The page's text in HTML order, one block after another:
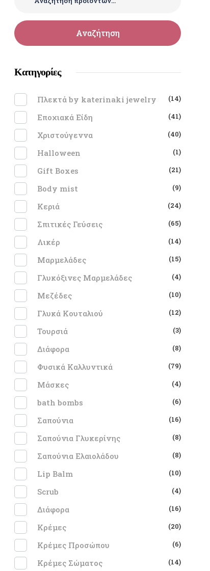
Αναζήτηση
Κατηγορίες
Πλεκτά by katerinaki jewelry (14)
Εποχιακά Είδη (41)
Χριστούγεννα (40)
Halloween (1)
Gift Boxes (21)
Body mist (9)
Κεριά (24)
Σπιτικές Γεύσεις (65)
Λικέρ (14)
Μαρμελάδες (15)
Γλυκόξινες Μαρμελάδες (4)
Μεζέδες (10)
Γλυκά Κουταλιού (12)
Τουρσιά (3)
Διάφορα (8)
Φυσικά Καλλυντικά (79)
Μάσκες (4)
bath bombs (6)
Σαπούνια (16)
Σαπούνια Γλυκερίνης (8)
Σαπούνια Ελαιολάδου (8)
Lip Balm (10)
Scrub (4)
Διάφορα (16)
Κρέμες (20)
Κρέμες Προσώπου (6)
Κρέμες Σώματος (14)